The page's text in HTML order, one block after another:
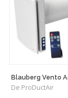
Blauberg Vento
De ProDuctAir